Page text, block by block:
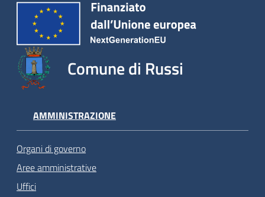
Comune di Russi
AMMINISTRAZIONE
Organi di governo
Aree amministrative
Uffici